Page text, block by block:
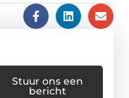
Stuur ons een
bericht